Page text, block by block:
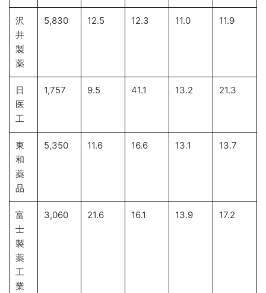
沢
井
製
薬
5,830 12.5 12.3 11.0 11.9
日
医
工
1,757 9.5 41.1 13.2 21.3
東
和
薬
品
5,350 11.6 16.6 13.1 13.7
富
士
製
薬
工
業
3,060 21.6 16.1 13.9 17.2